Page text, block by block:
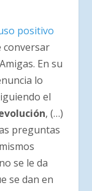
positivo
conversar
En su
lo
el
, (…)
preguntas
se le da
se dan en